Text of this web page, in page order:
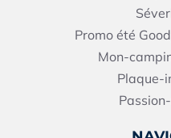
Promo été
Mon-
Plaque-